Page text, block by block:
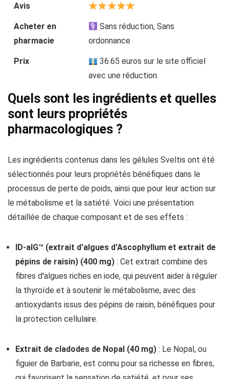
Avis
Acheter en
pharmacie
Sans réduction, Sans
ordonnance
Prix
36.65 euros sur le site officiel
avec une réduction.
Quels sont les ingrédients et quelles
sont leurs propriétés
pharmacologiques ?
Les ingrédients contenus dans les gélules Sveltis ont été
sélectionnés pour leurs propriétés bénéfiques dans le
processus de perte de poids, ainsi que pour leur action sur
le métabolisme et la satiété. Voici une présentation
détaillée de chaque composant et de ses effets :
ID-alG™ (extrait d'algues d'Ascophyllum et extrait de
pépins de raisin) (400 mg) : Cet extrait combine des
fibres d'algues riches en iode, qui peuvent aider à réguler
la thyroïde et à soutenir le métabolisme, avec des
antioxydants issus des pépins de raisin, bénéfiques pour
la protection cellulaire.
Extrait de cladodes de Nopal (40 mg) : Le Nopal, ou
figuier de Barbarie, est connu pour sa richesse en fibres,